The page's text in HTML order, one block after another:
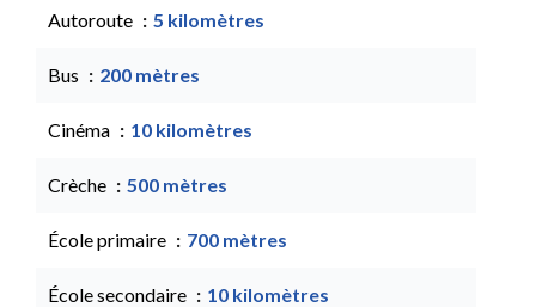
Autoroute 5 kilomètres
Bus 200 mètres
Cinéma 10 kilomètres
Crèche 500 mètres
École primaire 700 mètres
École secondaire 10 kilomètres